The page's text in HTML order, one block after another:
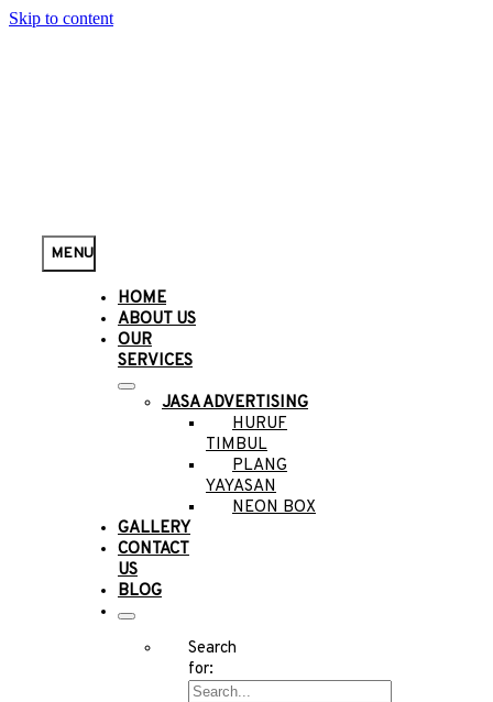
Skip to content
MENU
HOME
ABOUT US
OUR
SERVICES
JASA ADVERTISING
HURUF
TIMBUL
PLANG
YAYASAN
NEON BOX
GALLERY
CONTACT
US
BLOG
Search
for: